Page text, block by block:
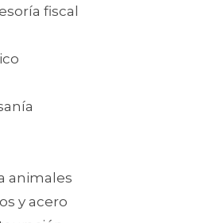
fiscal
animales
y acero